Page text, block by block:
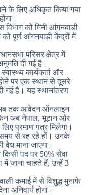
के लिए अधिकृत किया गया
को मिनी आंगनबाड़ी
को पूर्ण आंगनबाड़ी केंद्रों में
परिसर क्षेत्र में
दी गई है।
स्वास्थ्य कार्यकर्ता और
होने पर एक स्थान से दूसरे
गई है। यह स्थानांतरण
अब तक आवेदन ऑनलाइन
अब नेपाल, भूटान और
प्रमाण पत्र मिलेगा।
से रह रहे हों। उनके
वैध माना जाएगा।
किसी पद पर 50% सेवा
जाना चाहते हैं, उन्हें 3
कमाई में से विशुद्ध मुनाफे
अनिवार्य होगा।